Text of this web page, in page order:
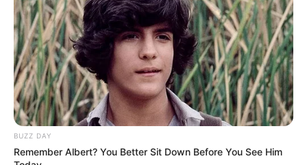
BUZZ DAY
Remember Albert? You Better Sit Down Before You See Him